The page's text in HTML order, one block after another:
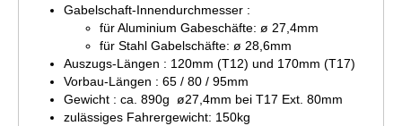
Gabelschaft-Innendurchmesser :
für Aluminium Gabeschäfte: ø 27,4mm
für Stahl Gabelschäfte: ø 28,6mm
Auszugs-Längen : 120mm (T12) und 170mm (T17)
Vorbau-Längen : 65 / 80 / 95mm
Gewicht : ca. 890g ø27,4mm bei T17 Ext. 80mm
zulässiges Fahrergewicht: 150kg